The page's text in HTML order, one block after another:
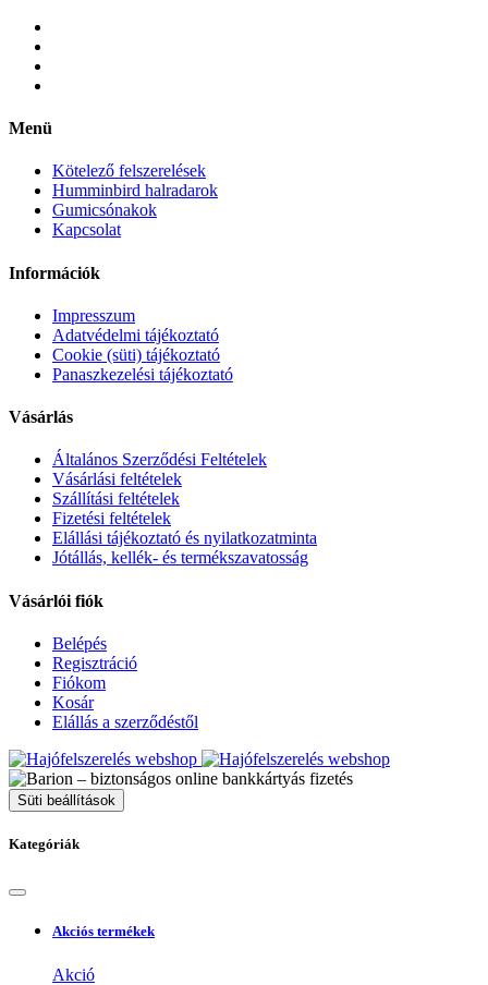
Menü
Kötelező felszerelések
Humminbird halradarok
Gumicsónakok
Kapcsolat
Információk
Impresszum
Adatvédelmi tájékoztató
Cookie (süti) tájékoztató
Panaszkezelési tájékoztató
Vásárlás
Általános Szerződési Feltételek
Vásárlási feltételek
Szállítási feltételek
Fizetési feltételek
Elállási tájékoztató és nyilatkozatminta
Jótállás, kellék- és termékszavatosság
Vásárlói fiók
Belépés
Regisztráció
Fiókom
Kosár
Elállás a szerződéstől
Süti beállítások
Kategóriák
Akciós termékek
Akció